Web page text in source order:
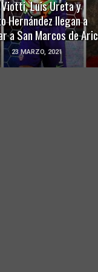
Luis Ureta y
Hernández llegan a
a San Marcos de
23 MARZO, 2021